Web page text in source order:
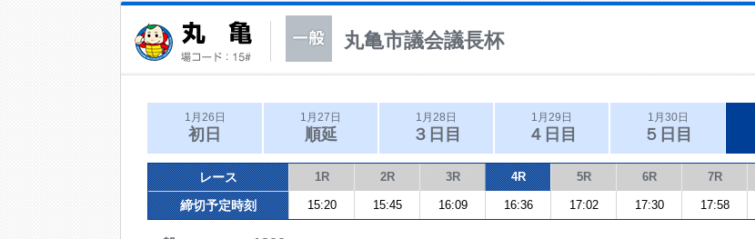
丸亀市議会議長杯
1月26日
初日
1月27日
順延
1月28日
３日目
1月29日
４日目
1月30日
５日目
レース 1R 2R 3R 4R 5R 6R 7R
締切予定時刻 15:20 15:45 16:09 16:36 17:02 17:30 17:58